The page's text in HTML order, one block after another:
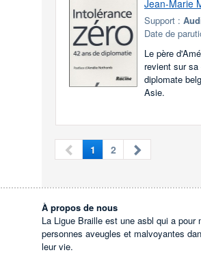
Jean-Marie
Support :
Date de
Le père
revient sur
diplomate
Asie.
1 2
À propos de nous
La Ligue Braille est une asbl qui a pour
personnes aveugles et malvoyantes
leur vie.